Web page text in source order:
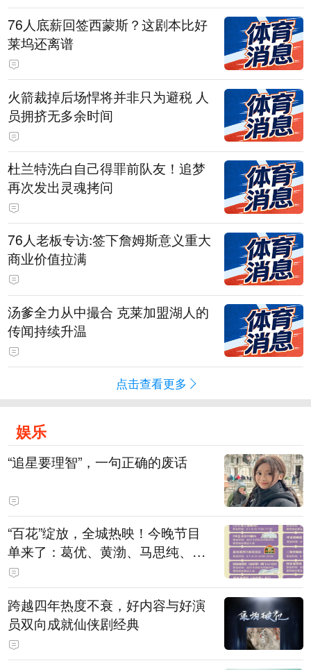
76人底薪回签西蒙斯？这剧本比好
莱坞还离谱
火箭裁掉后场悍将并非只为避税 人
员拥挤无多余时间
杜兰特洗白自己得罪前队友！追梦
再次发出灵魂拷问
76人老板专访:签下詹姆斯意义重大
商业价值拉满
汤爹全力从中撮合 克莱加盟湖人的
传闻持续升温
点击查看更多
娱乐
“追星要理智”，一句正确的废话
“百花”绽放，全城热映！今晚节目
单来了：葛优、黄渤、马思纯、刘
浩存、廖昌永、谭维维……
跨越四年热度不衰，好内容与好演
员双向成就仙侠剧经典